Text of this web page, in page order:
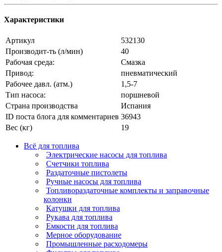
Характеристики
Артикул
532130
Производит-ть (л/мин)
40
Рабочая среда:
Смазка
Привод:
пневматический
Рабочее давл. (атм.)
1,5-7
Тип насоса:
поршневой
Страна производства
Испания
ID поста блога для комментариев 36943
Вес (кг)
19
Всё для топлива
Электрические насосы для топлива
Счетчики топлива
Раздаточные пистолеты
Ручные насосы для топлива
Топливораздаточные комплекты и заправочные
колонки
Катушки для топлива
Рукава для топлива
Емкости для топлива
Мерное оборудование
Промышленные расходомеры